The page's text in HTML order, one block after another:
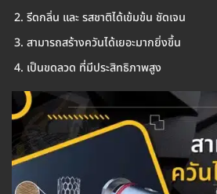
รีดกลิ่น และ รสชาติได้เข้มข้น ชัดเจน
สามารถสร้างควันได้เยอะมากยิ่งขึ้น
เป็นขดลวด ที่มีประสิทธิภาพสูง